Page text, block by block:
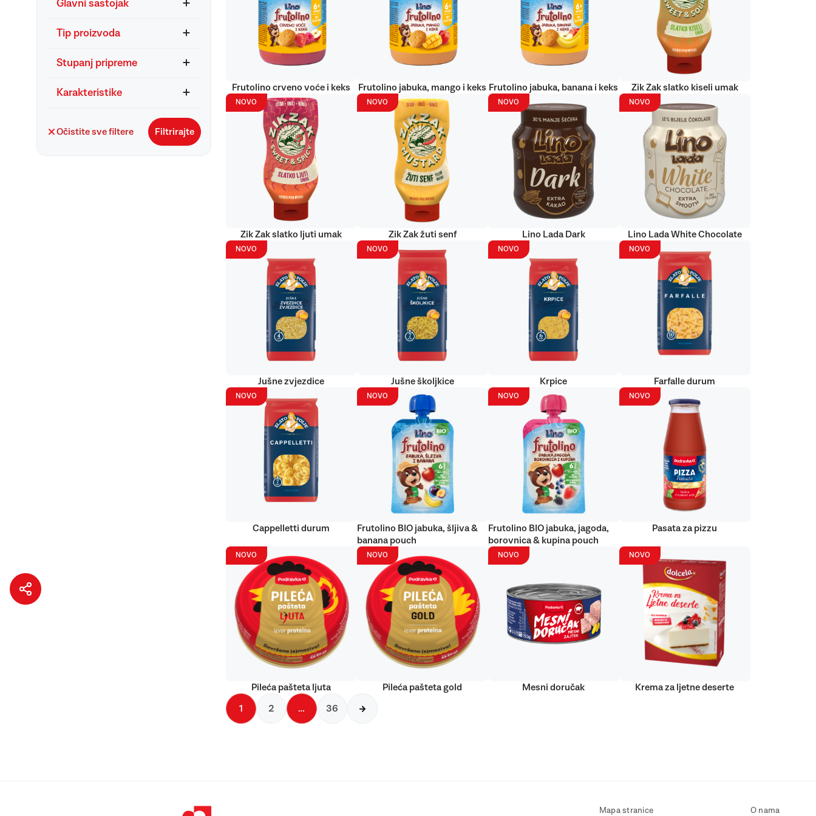
Glavni sastojak
Tip proizvoda
Stupanj pripreme
Karakteristike
Očistite sve filtere Filtrirajte
Frutolino crveno voće i keks Frutolino jabuka, mango i keks Frutolino jabuka, banana i keks Zik Zak slatko kiseli umak
NOVO
Zik Zak slatko ljuti umak
NOVO
Zik Zak žuti senf
NOVO
Lino Lada Dark
NOVO
Lino Lada White Chocolate
NOVO
Jušne zvjezdice
NOVO
Jušne školjkice
NOVO
Krpice
NOVO
Farfalle durum
NOVO
Cappelletti durum
NOVO
Frutolino BIO jabuka, šljiva &
banana pouch
NOVO
Frutolino BIO jabuka, jagoda,
borovnica & kupina pouch
NOVO
Pasata za pizzu
NOVO
Pileća pašteta ljuta
NOVO
Pileća pašteta gold
NOVO
Mesni doručak
NOVO
Krema za ljetne deserte
1 2 … 36
Mapa stranice O nama